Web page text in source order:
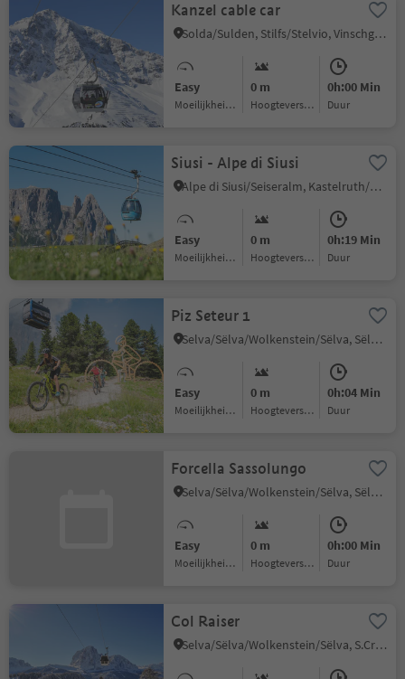
Kanzel cable car
Solda/Sulden, Stilfs/Stelvio, Vinschgau/Val Venosta
Easy
Moeilijkheidsgraad
0 m
Hoogteverschil
0h:00 Min
Duur
Siusi - Alpe di Siusi
Alpe di Siusi/Seiseralm, Kastelruth/Castelrotto, Dolomites Region Seiser Alm
Easy
Moeilijkheidsgraad
0 m
Hoogteverschil
0h:19 Min
Duur
Piz Seteur 1
Selva/Sëlva/Wolkenstein/Sëlva, Sëlva/Selva di Val Gardena, Dolomites Region Val Gardena
Easy
Moeilijkheidsgraad
0 m
Hoogteverschil
0h:04 Min
Duur
Forcella Sassolungo
Selva/Sëlva/Wolkenstein/Sëlva, Sëlva/Selva di Val Gardena, Dolomites Region Val Gardena
Easy
Moeilijkheidsgraad
0 m
Hoogteverschil
0h:00 Min
Duur
Col Raiser
Selva/Sëlva/Wolkenstein/Sëlva, S.Crestina Gherdëina/Santa Cristina Val Gardana, Dolomites Region Val Gardena